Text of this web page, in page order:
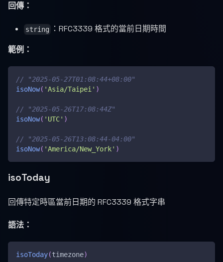
回傳：
string
：RFC3339 格式的當前日期時間
範例：
// "2025-05-27T01:08:44+08:00"
isoNow( 'Asia/Taipei' )
// "2025-05-26T17:08:44Z"
isoNow( 'UTC' )
// "2025-05-26T13:08:44-04:00"
isoNow( 'America/New_York' )
isoToday
回傳特定時區當前日期的 RFC3339 格式字串
語法：
isoToday(timezone)